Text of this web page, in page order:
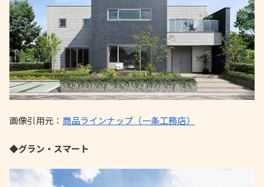
画像引用元： 商品ラインナップ（一条工務店）
◆グラン・スマート